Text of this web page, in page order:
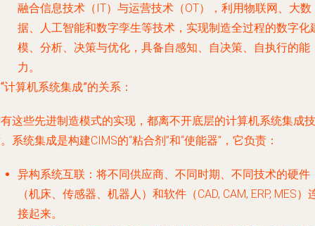
融合信息技术（IT）与运营技术（OT），利用物联网、大数
据、人工智能和数字孪生等技术，实现制造全过程的数字化
模、分析、决策与优化，具备自感知、自决策、自执行的能
力。
计算机系统集成”的关系 ：
这些先进制造模式的实现，都离不开底层的计算机系统集成技
系统集成是构建CIMS的“粘合剂”和“使能器”，它负责：
异构系统互联 ：将不同供应商、不同时期、不同技术的硬件
（机床、传感器、机器人）和软件（CAD, CAM, ERP, MES）
接起来。